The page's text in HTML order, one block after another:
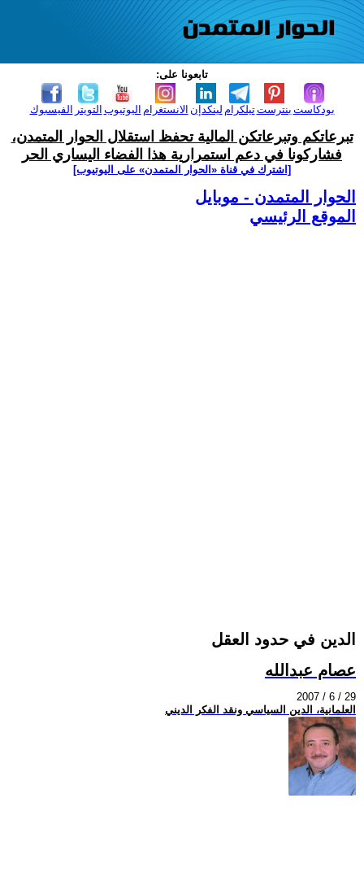
تابعونا على:
الفيسبوك التويتر اليوتيوب الانستغرام لينكدإن تيلكرامبنترست بودكاست
تبرعاتكم وتبرعاتكن المالية تحفظ استقلال الحوار المتمدن،
فشاركونا في دعم استمرارية هذا الفضاء اليساري الحر
[اشترك في قناة ‫«الحوار المتمدن» على اليوتيوب]
الحوار المتمدن - موبايل
الموقع الرئيسي
الدين في حدود العقل
عصام عبدالله
2007 / 6 / 29
العلمانية، الدين السياسي ونقد الفكر الديني